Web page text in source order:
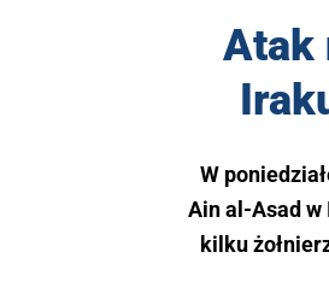
Atak
W
Ain al-Asad
kilku